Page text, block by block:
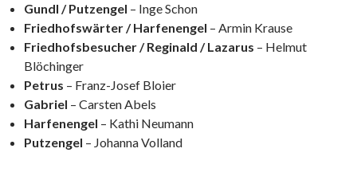
Gundl / Putzengel – Inge Schon
Friedhofswärter / Harfenengel – Armin Krause
Friedhofsbesucher / Reginald / Lazarus – Helmut
Blöchinger
Petrus – Franz-Josef Bloier
Gabriel – Carsten Abels
Harfenengel – Kathi Neumann
Putzengel – Johanna Volland